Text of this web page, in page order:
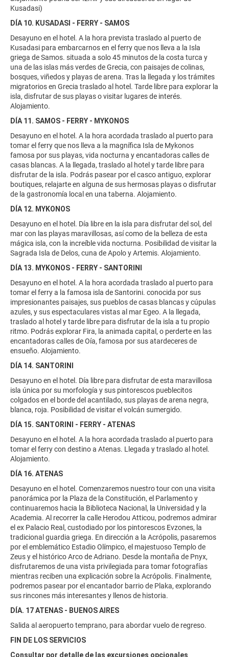
Kusadasi)
DÍA 10. KUSADASI - FERRY - SAMOS
Desayuno en el hotel. A la hora prevista traslado al puerto de
Kusadasi para embarcarnos en el ferry que nos lleva a la Isla
griega de Samos. situada a solo 45 minutos de la costa turca y
una de las islas más verdes de Grecia, con paisajes de colinas,
bosques, viñedos y playas de arena. Tras la llegada y los trámites
migratorios en Grecia traslado al hotel. Tarde libre para explorar la
isla, disfrutar de sus playas o visitar lugares de interés.
Alojamiento.
DÍA 11. SAMOS - FERRY - MYKONOS
Desayuno en el hotel. A la hora acordada traslado al puerto para
tomar el ferry que nos lleva a la magnífica Isla de Mykonos
famosa por sus playas, vida nocturna y encantadoras calles de
casas blancas. A la llegada, traslado al hotel y tarde libre para
disfrutar de la isla. Podrás pasear por el casco antiguo, explorar
boutiques, relajarte en alguna de sus hermosas playas o disfrutar
de la gastronomía local en una taberna. Alojamiento.
DÍA 12. MYKONOS
Desayuno en el hotel. Día libre en la isla para disfrutar del sol, del
mar con las playas maravillosas, así como de la belleza de esta
mágica isla, con la increíble vida nocturna. Posibilidad de visitar la
Sagrada Isla de Delos, cuna de Apolo y Artemis. Alojamiento.
DÍA 13. MYKONOS - FERRY - SANTORINI
Desayuno en el hotel. A la hora acordada traslado al puerto para
tomar el ferry a la famosa isla de Santorini. conocida por sus
impresionantes paisajes, sus pueblos de casas blancas y cúpulas
azules, y sus espectaculares vistas al mar Egeo. A la llegada,
traslado al hotel y tarde libre para disfrutar de la isla a tu propio
ritmo. Podrás explorar Fira, la animada capital, o perderte en las
encantadoras calles de Oía, famosa por sus atardeceres de
ensueño. Alojamiento.
DÍA 14. SANTORINI
Desayuno en el hotel. Día libre para disfrutar de esta maravillosa
isla única por su morfología y sus pintorescos pueblecitos
colgados en el borde del acantilado, sus playas de arena negra,
blanca, roja. Posibilidad de visitar el volcán sumergido.
DÍA 15. SANTORINI - FERRY - ATENAS
Desayuno en el hotel. A la hora acordada traslado al puerto para
tomar el ferry con destino a Atenas. Llegada y traslado al hotel.
Alojamiento.
DÍA 16. ATENAS
Desayuno en el hotel. Comenzaremos nuestro tour con una visita
panorámica por la Plaza de la Constitución, el Parlamento y
continuaremos hacia la Biblioteca Nacional, la Universidad y la
Academia. Al recorrer la calle Herodou Atticou, podremos admirar
el ex Palacio Real, custodiado por los pintorescos Evzones, la
tradicional guardia griega. En dirección a la Acrópolis, pasaremos
por el emblemático Estadio Olímpico, el majestuoso Templo de
Zeus y el histórico Arco de Adriano. Desde la montaña de Pnyx,
disfrutaremos de una vista privilegiada para tomar fotografías
mientras reciben una explicación sobre la Acrópolis. Finalmente,
podremos pasear por el encantador barrio de Plaka, explorando
sus rincones más interesantes y llenos de historia.
DÍA. 17 ATENAS - BUENOS AIRES
Salida al aeropuerto temprano, para abordar vuelo de regreso.
FIN DE LOS SERVICIOS
Consultar por detalle de las excursiones opcionales